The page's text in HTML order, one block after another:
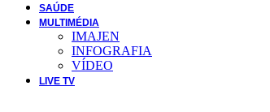
SAÚDE
MULTIMÉDIA
IMAJEN
INFOGRAFIA
VÍDEO
LIVE TV